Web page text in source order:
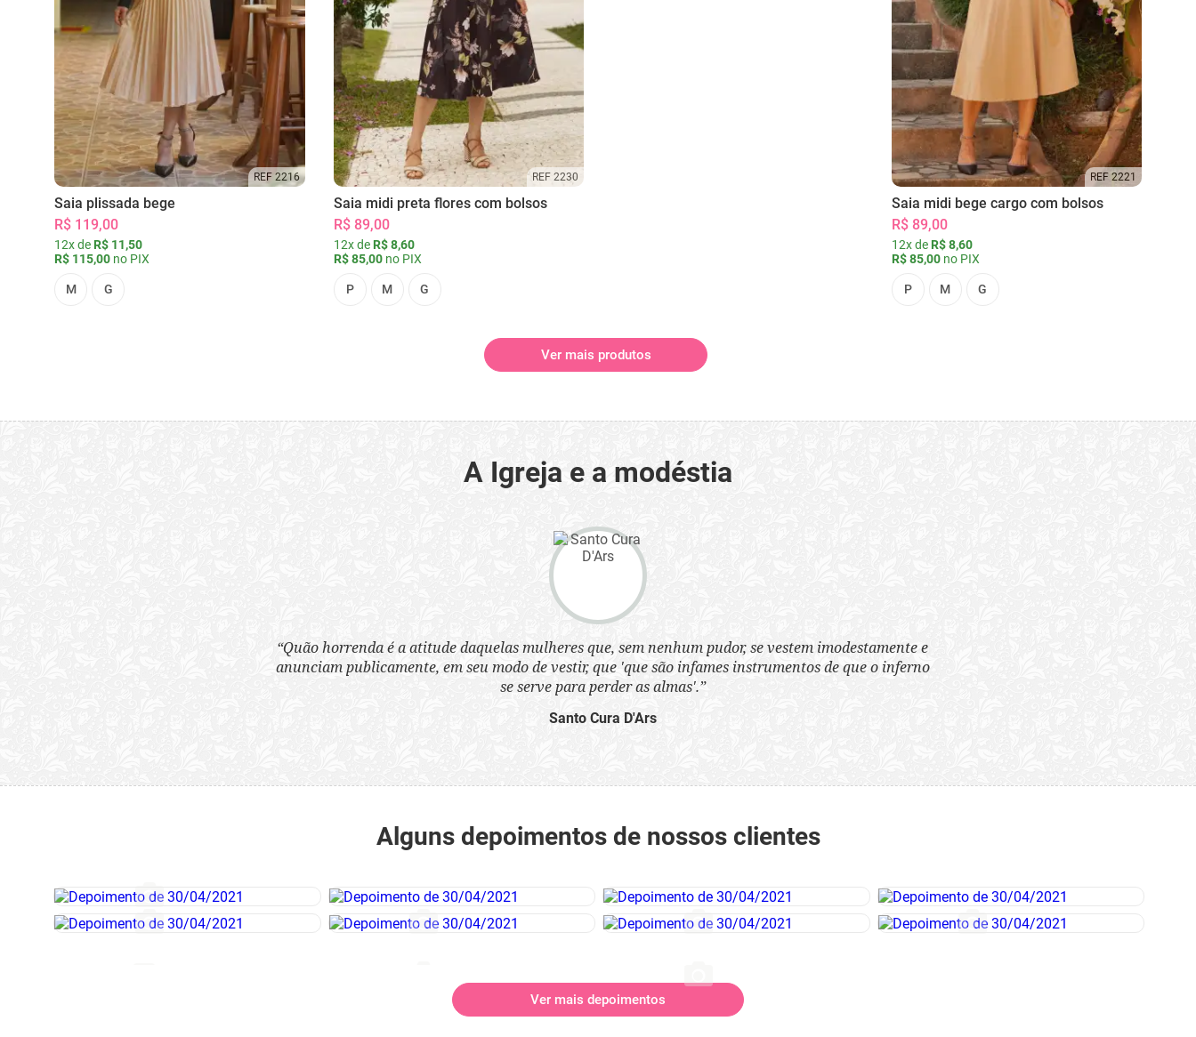
REF 2216
Saia plissada bege
R$ 119,00
12x de R$ 11,50
R$ 115,00 no PIX
M G
REF 2230
Saia midi preta flores com bolsos
R$ 89,00
12x de R$ 8,60
R$ 85,00no PIX
P M G
REF 2221
Saia midi bege cargo com bolsos
R$ 89,00
12x de R$ 8,60
R$ 85,00no PIX
P M G
Ver mais produtos
A Igreja e a modéstia
“Quão horrenda é a atitude daquelas mulheres que, sem nenhum pudor, se vestem imodestamente e
anunciam publicamente, em seu modo de vestir, que 'que são infames instrumentos de que o inferno
se serve para perder as almas'.”
Santo Cura D'Ars
Alguns depoimentos de nossos clientes
Ver mais depoimentos